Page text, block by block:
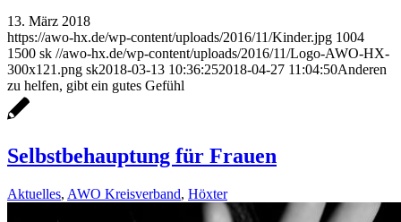
13. März 2018
https://awo-hx.de/wp-content/uploads/2016/11/Kinder.jpg 1004
1500 sk //awo-hx.de/wp-content/uploads/2016/11/Logo-AWO-HX-
300x121.png sk2018-03-13 10:36:252018-04-27 11:04:50Anderen
zu helfen, gibt ein gutes Gefühl
Selbstbehauptung für Frauen
Aktuelles, AWO Kreisverband, Höxter